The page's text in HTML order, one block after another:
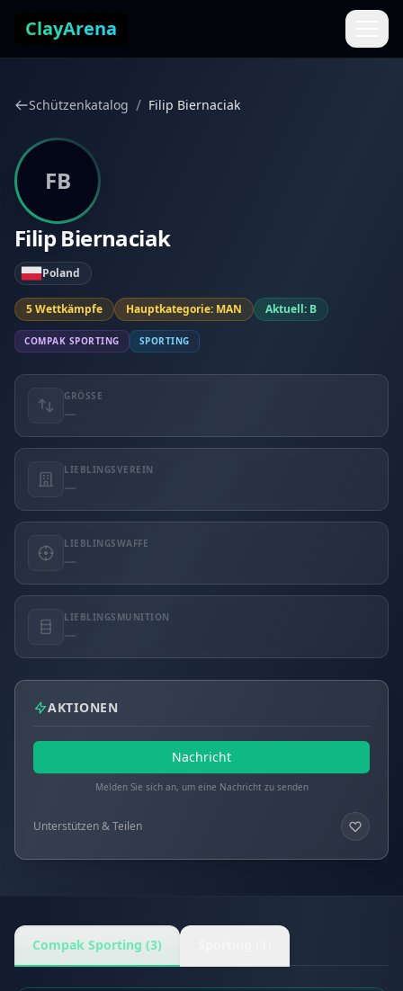
ClayArena
Schützenkatalog / Filip Biernaciak
FB
Filip Biernaciak
Poland
5 Wettkämpfe Hauptkategorie: MAN Aktuell: B
COMPAK SPORTING SPORTING
GRÖSSE
—
LIEBLINGSVEREIN
—
LIEBLINGSWAFFE
—
LIEBLINGSMUNITION
—
AKTIONEN
Nachricht
Melden Sie sich an, um eine Nachricht zu senden
Unterstützen & Teilen
Compak Sporting (3)